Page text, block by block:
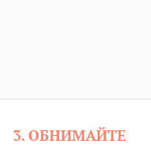
3. ОБНИМАЙТЕ